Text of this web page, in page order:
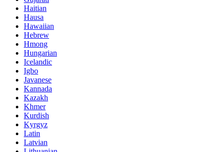
Haitian
Hausa
Hawaiian
Hebrew
Hmong
Hungarian
Icelandic
Igbo
Javanese
Kannada
Kazakh
Khmer
Kurdish
Kyrgyz
Latin
Latvian